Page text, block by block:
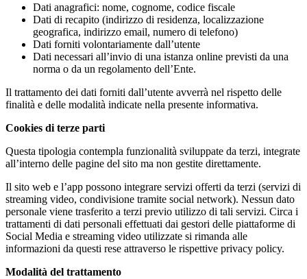
Dati anagrafici: nome, cognome, codice fiscale
Dati di recapito (indirizzo di residenza, localizzazione
geografica, indirizzo email, numero di telefono)
Dati forniti volontariamente dall’utente
Dati necessari all’invio di una istanza online previsti da una
norma o da un regolamento dell’Ente.
Il trattamento dei dati forniti dall’utente avverrà nel rispetto delle
finalità e delle modalità indicate nella presente informativa.
Cookies di terze parti
Questa tipologia contempla funzionalità sviluppate da terzi, integrate
all’interno delle pagine del sito ma non gestite direttamente.
Il sito web e l’app possono integrare servizi offerti da terzi (servizi di
streaming video, condivisione tramite social network). Nessun dato
personale viene trasferito a terzi previo utilizzo di tali servizi. Circa i
trattamenti di dati personali effettuati dai gestori delle piattaforme di
Social Media e streaming video utilizzate si rimanda alle
informazioni da questi rese attraverso le rispettive privacy policy.
Modalità del trattamento